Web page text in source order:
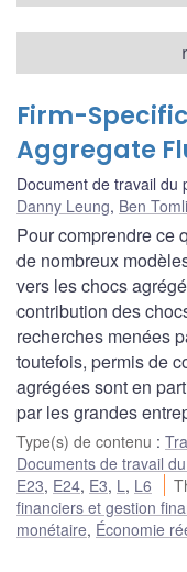
Firm-
Aggregate
Document de travail du
Danny Leung, Ben
Pour comprendre ce
de nombreux
vers les chocs
contribution des
recherches menées
toutefois, permis de
agrégées sont en
par les grandes
Type(s) de contenu :
Documents de travail
E23, E24, E3, L , L6
financiers et gestion
monétaire, Économie